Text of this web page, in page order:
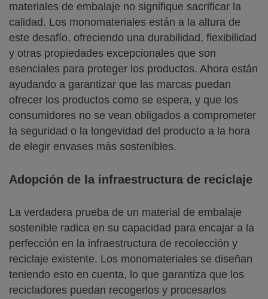
materiales de embalaje no signifique sacrificar la
calidad. Los monomateriales están a la altura de
este desafío, ofreciendo una durabilidad, flexibilidad
y otras propiedades excepcionales que son
esenciales para proteger los productos. Ahora están
ayudando a garantizar que las marcas puedan
ofrecer los productos como se espera, y que los
consumidores no se vean obligados a comprometer
la seguridad o la longevidad del producto a la hora
de elegir envases más sostenibles.
Adopción de la infraestructura de reciclaje
La verdadera prueba de un material de embalaje
sostenible radica en su capacidad para encajar a la
perfección en la infraestructura de recolección y
reciclaje existente. Los monomateriales se diseñan
teniendo esto en cuenta, lo que garantiza que los
recicladores puedan recogerlos y procesarlos